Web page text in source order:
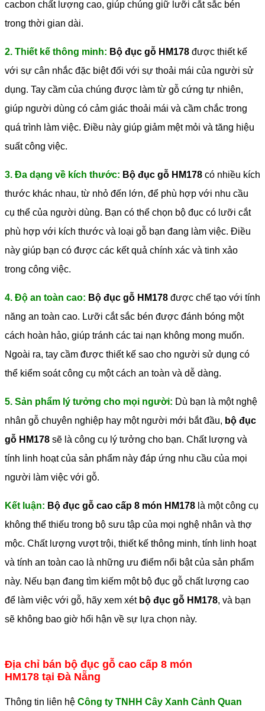
cacbon chất lượng cao, giúp chúng giữ lưỡi cắt sắc bén
trong thời gian dài.
2. Thiết kế thông minh: Bộ đục gỗ HM178 được thiết kế
với sự cân nhắc đặc biệt đối với sự thoải mái của người sử
dụng. Tay cầm của chúng được làm từ gỗ cứng tự nhiên,
giúp người dùng có cảm giác thoải mái và cầm chắc trong
quá trình làm việc. Điều này giúp giảm mệt mỏi và tăng hiệu
suất công việc.
3. Đa dạng về kích thước: Bộ đục gỗ HM178 có nhiều kích
thước khác nhau, từ nhỏ đến lớn, để phù hợp với nhu cầu
cụ thể của người dùng. Bạn có thể chọn bộ đục có lưỡi cắt
phù hợp với kích thước và loại gỗ bạn đang làm việc. Điều
này giúp bạn có được các kết quả chính xác và tinh xảo
trong công việc.
4. Độ an toàn cao: Bộ đục gỗ HM178 được chế tạo với tính
năng an toàn cao. Lưỡi cắt sắc bén được đánh bóng một
cách hoàn hảo, giúp tránh các tai nạn không mong muốn.
Ngoài ra, tay cầm được thiết kế sao cho người sử dụng có
thể kiểm soát công cụ một cách an toàn và dễ dàng.
5. Sản phẩm lý tưởng cho mọi người: Dù bạn là một nghệ
nhân gỗ chuyên nghiệp hay một người mới bắt đầu, bộ đục
gỗ HM178 sẽ là công cụ lý tưởng cho bạn. Chất lượng và
tính linh hoạt của sản phẩm này đáp ứng nhu cầu của mọi
người làm việc với gỗ.
Kết luận: Bộ đục gỗ cao cấp 8 món HM178 là một công cụ
không thể thiếu trong bộ sưu tập của mọi nghệ nhân và thợ
mộc. Chất lượng vượt trội, thiết kế thông minh, tính linh hoạt
và tính an toàn cao là những ưu điểm nổi bật của sản phẩm
này. Nếu bạn đang tìm kiếm một bộ đục gỗ chất lượng cao
để làm việc với gỗ, hãy xem xét bộ đục gỗ HM178, và bạn
sẽ không bao giờ hối hận về sự lựa chọn này.
Địa chỉ bán bộ đục gỗ cao cấp 8 món
HM178 tại Đà Nẵng
Thông tin liên hệ Công ty TNHH Cây Xanh Cảnh Quan